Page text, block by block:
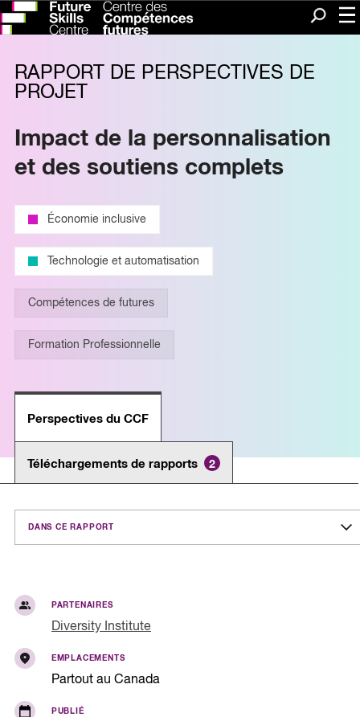
RAPPORT DE PERSPECTIVES DE
PROJET
Impact de la personnalisation
et des soutiens complets
Économie inclusive
Technologie et automatisation
Compétences de futures
Formation Professionnelle
Perspectives du CCF
Téléchargements de rapports 2
PARTENAIRES
Diversity Institute
EMPLACEMENTS
Partout au Canada
PUBLIÉ
DANS CE RAPPORT